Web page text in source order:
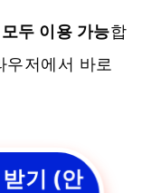
두 이용 가능합
저에서 바로
기 (안